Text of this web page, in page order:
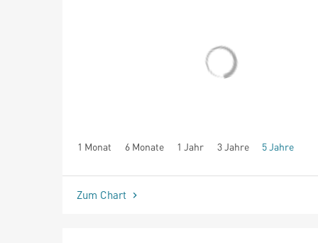
1 Monat 6 Monate 1 Jahr 3 Jahre 5 Jahre
seit Beginn
Zum Chart